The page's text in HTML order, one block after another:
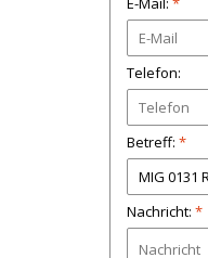
Telefon:
Betreff: *
Nachricht: *